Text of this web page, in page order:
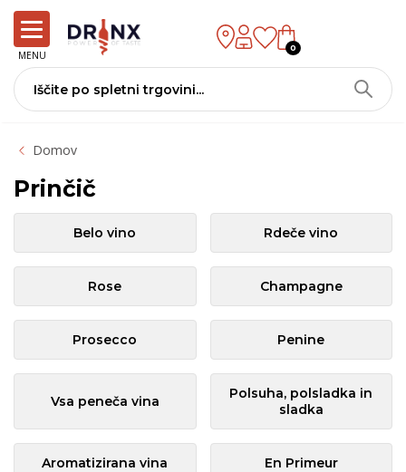
MENU
0
Domov
Prinčič
Belo vino Rdeče vino
Rose Champagne
Prosecco Penine
Vsa peneča vina
Polsuha, polsladka in
sladka
Aromatizirana vina En Primeur